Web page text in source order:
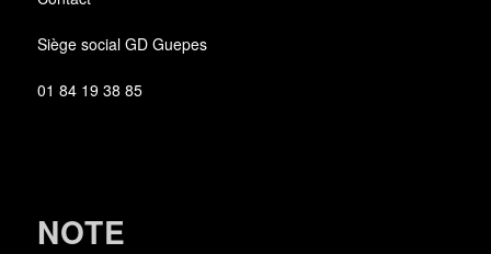
Siège social GD Guepes
01 84 19 38 85
NOTE